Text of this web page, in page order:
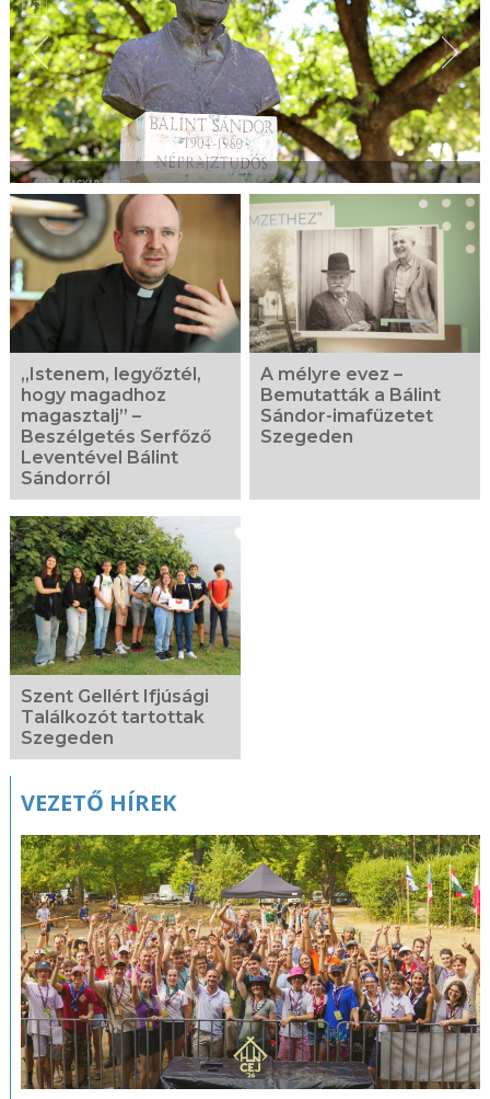
„Istenem, legyőztél,
hogy magadhoz
magasztalj” –
Beszélgetés Serfőző
Leventével Bálint
Sándorról
A mélyre evez –
Bemutatták a Bálint
Sándor-imafüzetet
Szegeden
Szent Gellért Ifjúsági
Találkozót tartottak
Szegeden
VEZETŐ HÍREK